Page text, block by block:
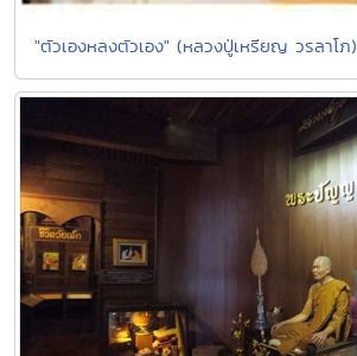
"ตัวเองหลงตัวเอง" (หลวงปู่เหรียญ วรลาโภ)